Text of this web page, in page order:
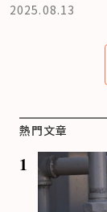
2025.08.13
熱門文章
1